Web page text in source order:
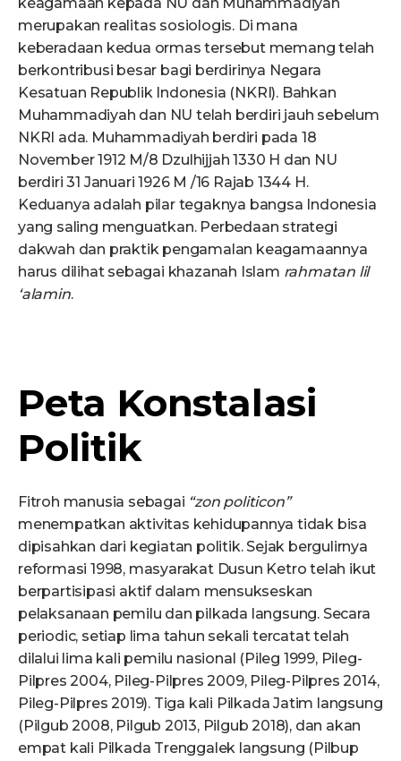
merupakan realitas sosiologis. Di mana
keberadaan kedua ormas tersebut memang telah
berkontribusi besar bagi berdirinya Negara
Kesatuan Republik Indonesia (NKRI). Bahkan
Muhammadiyah dan NU telah berdiri jauh sebelum
NKRI ada. Muhammadiyah berdiri pada 18
November 1912 M/8 Dzulhijjah 1330 H dan NU
berdiri 31 Januari 1926 M /16 Rajab 1344 H.
Keduanya adalah pilar tegaknya bangsa Indonesia
yang saling menguatkan. Perbedaan strategi
dakwah dan praktik pengamalan keagamaannya
harus dilihat sebagai khazanah Islam rahmatan lil
‘alamin.
Peta Konstalasi
Politik
Fitroh manusia sebagai “zon politicon”
menempatkan aktivitas kehidupannya tidak bisa
dipisahkan dari kegiatan politik. Sejak bergulirnya
reformasi 1998, masyarakat Dusun Ketro telah ikut
berpartisipasi aktif dalam mensukseskan
pelaksanaan pemilu dan pilkada langsung. Secara
periodic, setiap lima tahun sekali tercatat telah
dilalui lima kali pemilu nasional (Pileg 1999, Pileg-
Pilpres 2004, Pileg-Pilpres 2009, Pileg-Pilpres 2014,
Pileg-Pilpres 2019). Tiga kali Pilkada Jatim langsung
(Pilgub 2008, Pilgub 2013, Pilgub 2018), dan akan
empat kali Pilkada Trenggalek langsung (Pilbup